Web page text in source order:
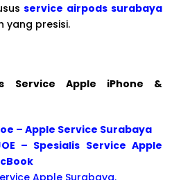
service airpods surabaya
yang presisi.
Service Apple iPhone &
– Apple Service Surabaya
– Spesialis Service Apple
Apple Surabaya.